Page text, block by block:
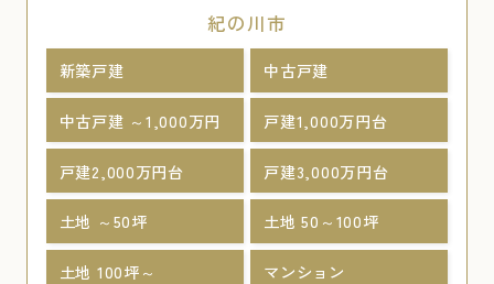
紀の川市
新築戸建 中古戸建
中古戸建 ～1,000万円 戸建1,000万円台
戸建2,000万円台 戸建3,000万円台
土地 ～50坪 土地 50～100坪
土地 100坪～ マンション